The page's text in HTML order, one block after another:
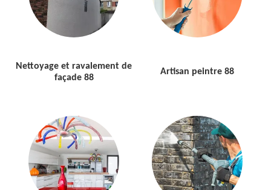
Nettoyage et ravalement de
façade 88
Artisan peintre 88